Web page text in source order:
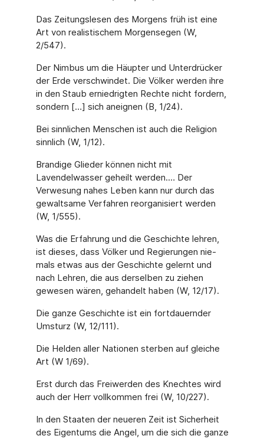
Das Zeitungslesen des Morgens früh ist eine
Art von realistischem Morgensegen (W,
2/547).
Der Nimbus um die Häupter und Unterdrücker
der Erde verschwindet. Die Völker werden ihre
in den Staub erniedrigten Rechte nicht fordern,
sondern […] sich aneignen (B, 1/24).
Bei sinnlichen Menschen ist auch die Religion
sinnlich (W, 1/12).
Brandige Glieder können nicht mit
Lavendelwasser geheilt werden.… Der
Verwesung nahes Leben kann nur durch das
gewaltsame Verfahren reorganisiert werden
(W, 1/555).
Was die Erfahrung und die Geschichte lehren,
ist dieses, dass Völker und Regierungen nie­
mals etwas aus der Geschichte gelernt und
nach Lehren, die aus derselben zu ziehen
gewesen wären, gehandelt haben (W, 12/17).
Die ganze Geschichte ist ein fortdauernder
Umsturz (W, 12/111).
Die Helden aller Nationen sterben auf gleiche
Art (W 1/69).
Erst durch das Freiwerden des Knechtes wird
auch der Herr vollkommen frei (W, 10/227).
In den Staaten der neueren Zeit ist Sicherheit
des Eigentums die Angel, um die sich die ganze